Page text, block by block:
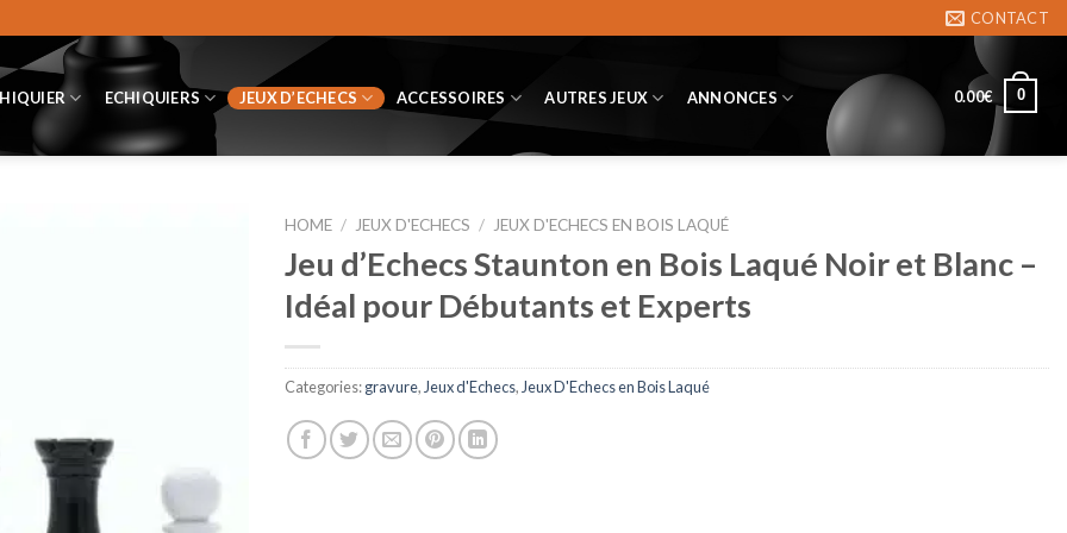
CONTACT
ECHIQUIERS JEUX D’ECHECS ACCESSOIRES AUTRES JEUX ANNONCES 0.00€ 0
HOME / JEUX D'ECHECS / JEUX D'ECHECS EN BOIS LAQUÉ
Jeu d’Echecs Staunton en Bois Laqué Noir et Blanc –
Idéal pour Débutants et Experts
Categories:gravure, Jeux d'Echecs, Jeux D'Echecs en Bois Laqué